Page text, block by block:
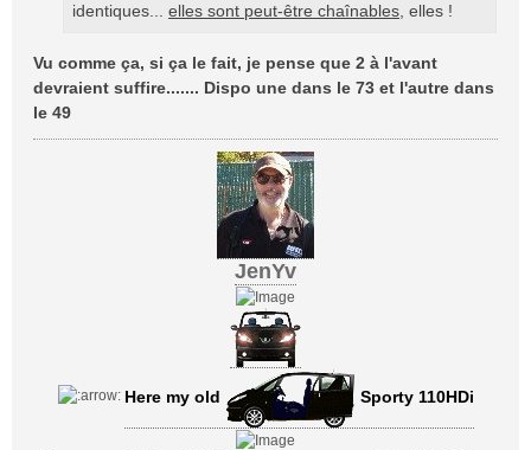
identiques... elles sont peut-être chaînables, elles !
Vu comme ça, si ça le fait, je pense que 2 à l'avant
devraient suffire....... Dispo une dans le 73 et l'autre dans
le 49
JenYv
Here my old Sporty 110HDi